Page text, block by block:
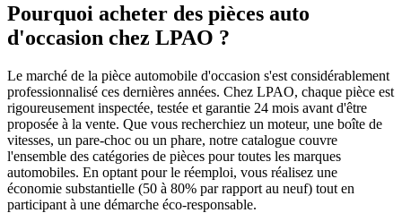
Pourquoi acheter des pièces auto
d'occasion chez LPAO ?
Le marché de la pièce automobile d'occasion s'est considérablement
professionnalisé ces dernières années. Chez LPAO, chaque pièce est
rigoureusement inspectée, testée et garantie 24 mois avant d'être
proposée à la vente. Que vous recherchiez un moteur, une boîte de
vitesses, un pare-choc ou un phare, notre catalogue couvre
l'ensemble des catégories de pièces pour toutes les marques
automobiles. En optant pour le réemploi, vous réalisez une
économie substantielle (50 à 80% par rapport au neuf) tout en
participant à une démarche éco-responsable.